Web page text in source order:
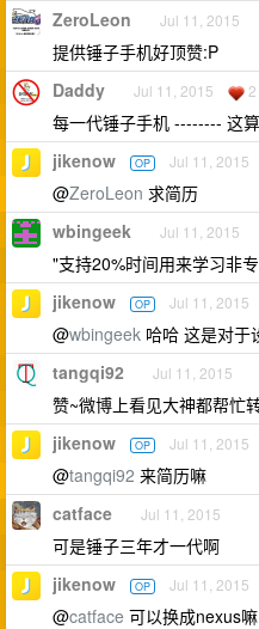
ZeroLeon Jul 11, 2015
提供锤子手机好顶赞:P
Daddy Jul 11, 2015 2
每一代锤子手机 -------- 这
jikenow OP Jul 11, 2015
@ZeroLeon 求简历
wbingeek Jul 11, 2015
"支持20%时间用来学习非
jikenow OP Jul 11, 2015
@wbingeek 哈哈 这是对于
tangqi92 Jul 11, 2015
赞~微博上看见大神都帮忙转
jikenow OP Jul 11, 2015
@tangqi92 来简历嘛
catface Jul 11, 2015
可是锤子三年才一代啊
jikenow OP Jul 11, 2015
@catface 可以换成nexus嘛